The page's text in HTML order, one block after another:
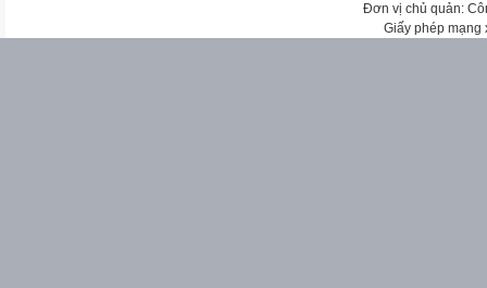
Đơn vị chủ quản:
Giấy phép mạng